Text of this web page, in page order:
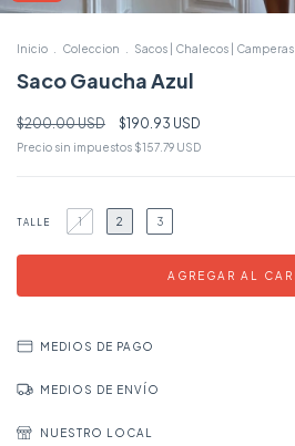
Inicio Coleccion Sacos | Chalecos | Camperas
Saco Gaucha Azul
$200.00 USD $190.93 USD
Precio sin impuestos $157.79 USD
TALLE 1 2 3
MEDIOS DE PAGO
MEDIOS DE ENVÍO
NUESTRO LOCAL